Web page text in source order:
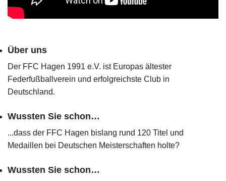
Über uns
Der FFC Hagen 1991 e.V. ist Europas ältester
Federfußballverein und erfolgreichste Club in
Deutschland.
Wussten Sie schon…
...dass der FFC Hagen bislang rund 120 Titel und
Medaillen bei Deutschen Meisterschaften holte?
Wussten Sie schon…